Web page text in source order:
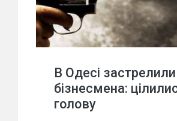
В Одесі застрелили
бізнесмена:
голову